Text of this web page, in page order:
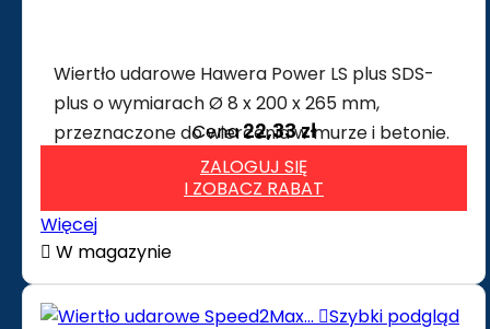
Wiertło udarowe Hawera Power LS plus SDS-
plus o wymiarach Ø 8 x 200 x 265 mm,
przeznaczone do wiercenia w murze i betonie.
Cena22,33 zł
ZALOGUJ SIĘ
I ZOBACZ RABAT
Więcej
 W magazynie
Szybki podgląd